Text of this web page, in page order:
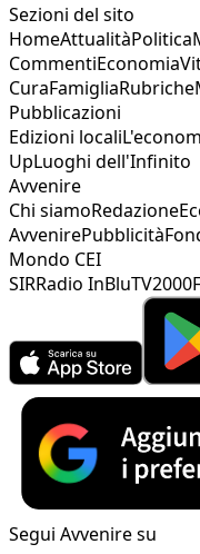
Sezioni del sito
HomeAttualitàPolitica
CommentiEconomia
CuraFamigliaRubriche
Pubblicazioni
Edizioni locali
UpLuoghi dell'Infinito
Avvenire
Chi siamoRedazione
AvvenirePubblicità
Mondo CEI
SIRRadio InBluTV2000
Segui Avvenire su